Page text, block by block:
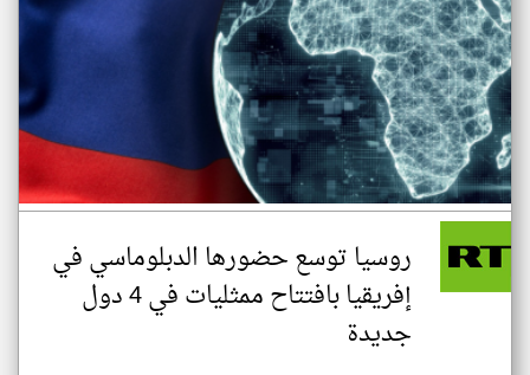
روسيا توسع حضورها الدبلوماسي في
إفريقيا بافتتاح ممثليات في 4 دول
جديدة